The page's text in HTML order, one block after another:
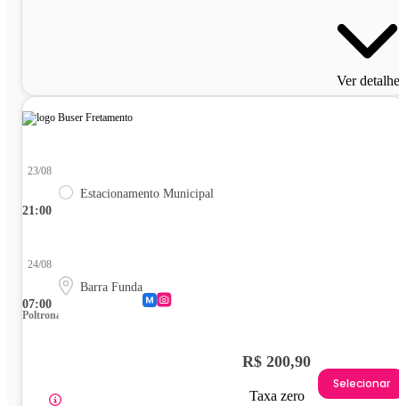
Ver
21:00
23/08
Estacionamento Municipal
07:00
24/08
Barra Funda
Poltrona
R$ 200,90
Taxa zero
Selecionar